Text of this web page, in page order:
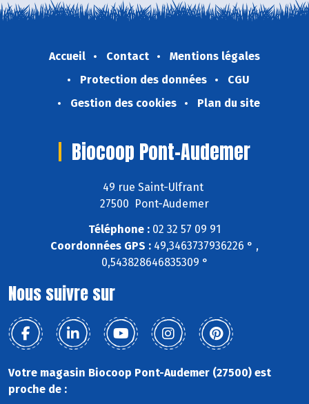
Accueil Contact
Mentions légales
Protection des données
CGU
Gestion des cookies
Plan du site
Biocoop Pont-Audemer
49 rue Saint-Ulfrant
27500 Pont-Audemer
Téléphone : 02 32 57 09 91
Coordonnées GPS : 49,3463737936226 ° ,
0,543828646835309 °
Nous suivre sur
Votre magasin Biocoop Pont-Audemer (27500) est
proche de :